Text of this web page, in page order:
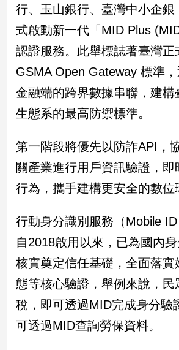
觀
民
調
會
焦
觀
點
兩
國
際
社
會/
地
方
新
冠
病
行、玉山銀行、臺灣中小企銀
式啟動新一代「MID Plus
認證服務。此舉標誌著臺灣正
GSMA Open Gateway 標準
金融端的跨界數據串聯，建構
生態系的最高防禦標準。
第一階段將優先以防詐API，
關產業進行用戶資訊驗證，即
行為，攜手建構更安全的數位
行動身分識別服務（Mobile ID
自2018啟用以來，已為國內
核實奠定信任基礎，全面落實
態等核心驗證，舉例來說，民
稅，即可透過MID完成身分驗
可透過MID查詢勞保資料。